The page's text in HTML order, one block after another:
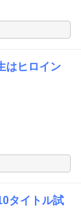
はヒロイン
タイトル試